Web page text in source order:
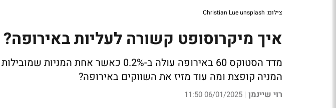
צילום: Christian Lue unsplash
איך מיקרוסופט קשורה לעליות באירופה?
המניה קופצת ומה עוד מזיז את השווקים באירופה?
רוי שיינמן |
06/01/2025 11:50